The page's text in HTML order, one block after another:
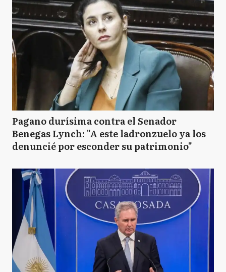
Pagano durísima contra el Senador
Benegas Lynch: "A este ladronzuelo ya los
denuncié por esconder su patrimonio"